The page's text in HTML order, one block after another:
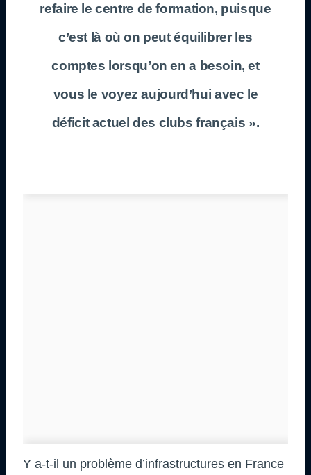
refaire le centre de formation, puisque
c’est là où on peut équilibrer les
comptes lorsqu’on en a besoin, et
vous le voyez aujourd’hui avec le
déficit actuel des clubs français ».
Y a-t-il un problème d’infrastructures en France